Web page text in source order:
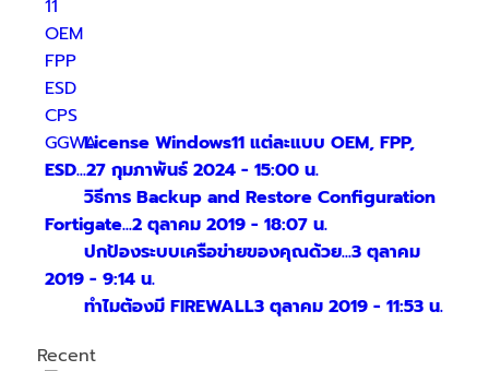
License Windows11 แต่ละแบบ OEM, FPP,
ESD...27 กุมภาพันธ์ 2024 - 15:00 น.
วิธีการ Backup and Restore Configuration
Fortigate...2 ตุลาคม 2019 - 18:07 น.
ปกป้องระบบเครือข่ายของคุณด้วย...3 ตุลาคม
2019 - 9:14 น.
ทำไมต้องมี FIREWALL3 ตุลาคม 2019 - 11:53 น.
Recent